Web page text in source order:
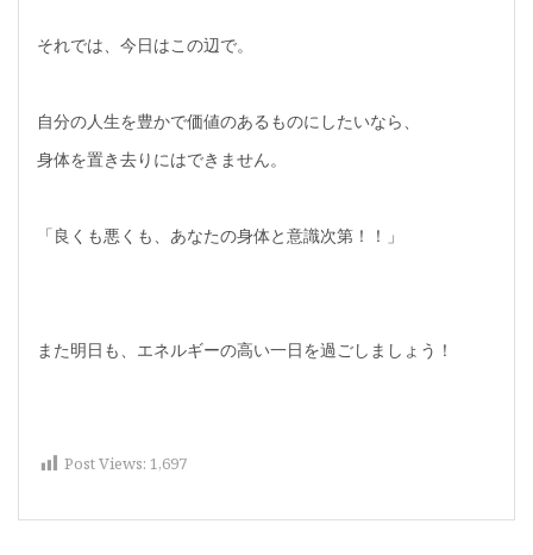
それでは、今日はこの辺で。
自分の人生を豊かで価値のあるものにしたいなら、
身体を置き去りにはできません。
「良くも悪くも、あなたの身体と意識次第！！」
また明日も、エネルギーの高い一日を過ごしましょう！
Post Views: 1,697